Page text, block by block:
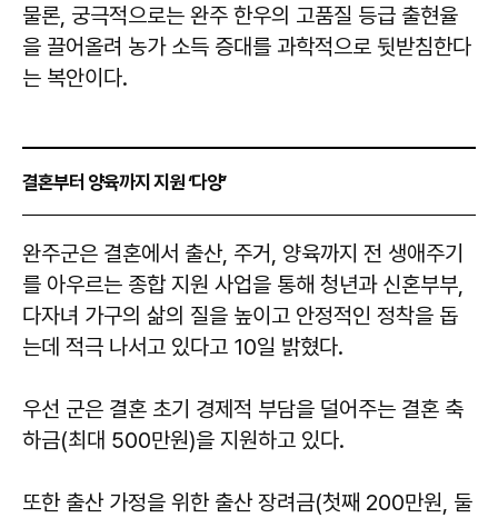
물론, 궁극적으로는 완주 한우의 고품질 등급 출현율
을 끌어올려 농가 소득 증대를 과학적으로 뒷받침한다
는 복안이다.
결혼부터 양육까지 지원 ‘다양’
​​​​​​​완주군은 결혼에서 출산, 주거, 양육까지 전 생애주기
를 아우르는 종합 지원 사업을 통해 청년과 신혼부부,
다자녀 가구의 삶의 질을 높이고 안정적인 정착을 돕
는데 적극 나서고 있다고 10일 밝혔다.
우선 군은 결혼 초기 경제적 부담을 덜어주는 결혼 축
하금(최대 500만원)을 지원하고 있다.
또한 출산 가정을 위한 출산 장려금(첫째 200만원, 둘